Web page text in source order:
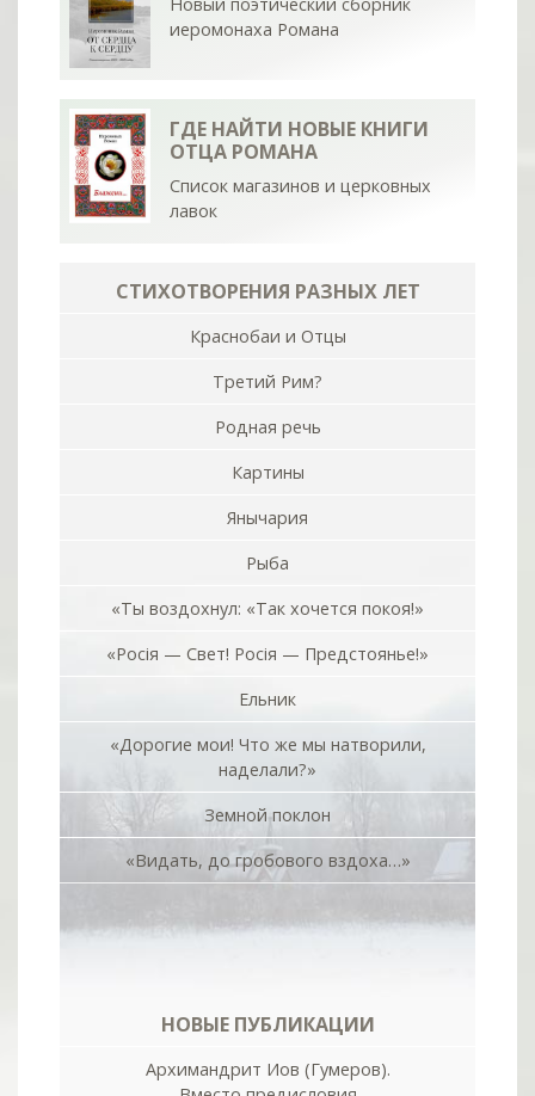
иеромонаха Романа
ГДЕ НАЙТИ НОВЫЕ КНИГИ
ОТЦА РОМАНА
Список магазинов и церковных
лавок
СТИХОТВОРЕНИЯ РАЗНЫХ ЛЕТ
Краснобаи и Отцы
Третий Рим?
Родная речь
Картины
Янычария
Рыба
«Ты воздохнул: «Так хочется покоя!»
«Росiя — Свет! Росiя — Предстоянье!»
Ельник
«Дорогие мои! Что же мы натворили,
наделали?»
Земной поклон
«Видать, до гробового вздоха…»
НОВЫЕ ПУБЛИКАЦИИ
Архимандрит Иов (Гумеров).